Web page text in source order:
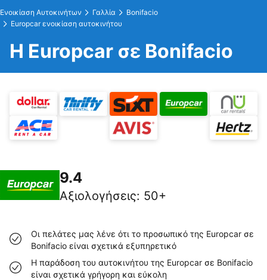
Ενοικίαση Αυτοκινήτων Γαλλία
Bonifacio
Europcar ενοικίαση αυτοκινήτου
Η Europcar σε Bonifacio
9.4
Αξιολογήσεις: 50+
Οι πελάτες μας λένε ότι το προσωπικό της Europcar σε
Bonifacio είναι σχετικά εξυπηρετικό
Η παράδοση του αυτοκινήτου της Europcar σε Bonifacio
είναι σχετικά γρήγορη και εύκολη